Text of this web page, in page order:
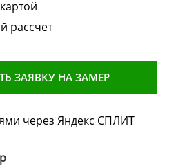
рассчет
ЗАЯВКУ НА ЗАМЕР
через Яндекс СПЛИТ